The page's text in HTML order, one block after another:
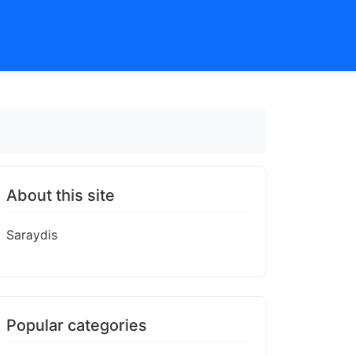
About this site
Saraydis
Popular categories